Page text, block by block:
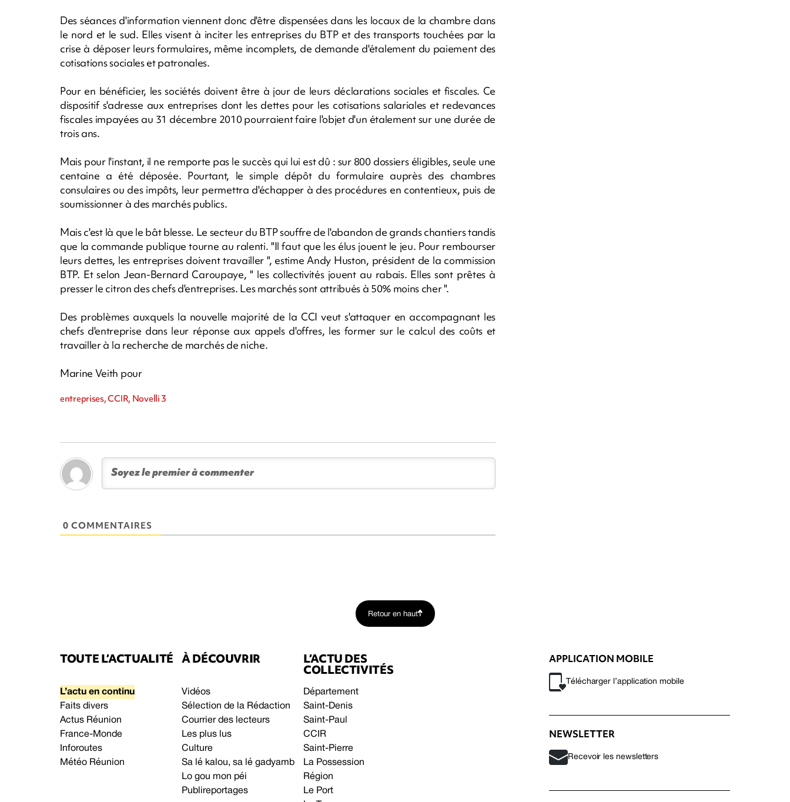
Des séances d'information viennent donc d'être dispensées dans les locaux de la chambre dans
le nord et le sud. Elles visent à inciter les entreprises du BTP et des transports touchées par la
crise à déposer leurs formulaires, même incomplets, de demande d'étalement du paiement des
cotisations sociales et patronales.
Pour en bénéficier, les sociétés doivent être à jour de leurs déclarations sociales et fiscales. Ce
dispositif s'adresse aux entreprises dont les dettes pour les cotisations salariales et redevances
fiscales impayées au 31 décembre 2010 pourraient faire l'objet d'un étalement sur une durée de
trois ans.
Mais pour l'instant, il ne remporte pas le succès qui lui est dû : sur 800 dossiers éligibles, seule une
centaine a été déposée. Pourtant, le simple dépôt du formulaire auprès des chambres
consulaires ou des impôts, leur permettra d'échapper à des procédures en contentieux, puis de
soumissionner à des marchés publics.
Mais c'est là que le bât blesse. Le secteur du BTP souffre de l'abandon de grands chantiers tandis
que la commande publique tourne au ralenti. "Il faut que les élus jouent le jeu. Pour rembourser
leurs dettes, les entreprises doivent travailler ", estime Andy Huston, président de la commission
BTP. Et selon Jean-Bernard Caroupaye, " les collectivités jouent au rabais. Elles sont prêtes à
presser le citron des chefs d'entreprises. Les marchés sont attribués à 50% moins cher ".
Des problèmes auxquels la nouvelle majorité de la CCI veut s'attaquer en accompagnant les
chefs d'entreprise dans leur réponse aux appels d'offres, les former sur le calcul des coûts et
travailler à la recherche de marchés de niche.
Marine Veith pour
entreprises, CCIR, Novelli 3
0 COMMENTAIRES
Retour en haut
TOUTE L’ACTUALITÉ
L’actu en continu
Faits divers
Actus Réunion
France-Monde
Inforoutes
Météo Réunion
À DÉCOUVRIR
Vidéos
Sélection de la Rédaction
Courrier des lecteurs
Les plus lus
Culture
Sa lé kalou, sa lé gadyamb
Lo gou mon péi
Publireportages
L’ACTU DES
COLLECTIVITÉS
Département
Saint-Denis
Saint-Paul
CCIR
Saint-Pierre
La Possession
Région
Le Port
APPLICATION MOBILE
Télécharger l’application mobile
NEWSLETTER
Recevoir les newsletters